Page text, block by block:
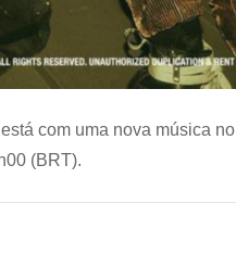
com uma nova música
(BRT).